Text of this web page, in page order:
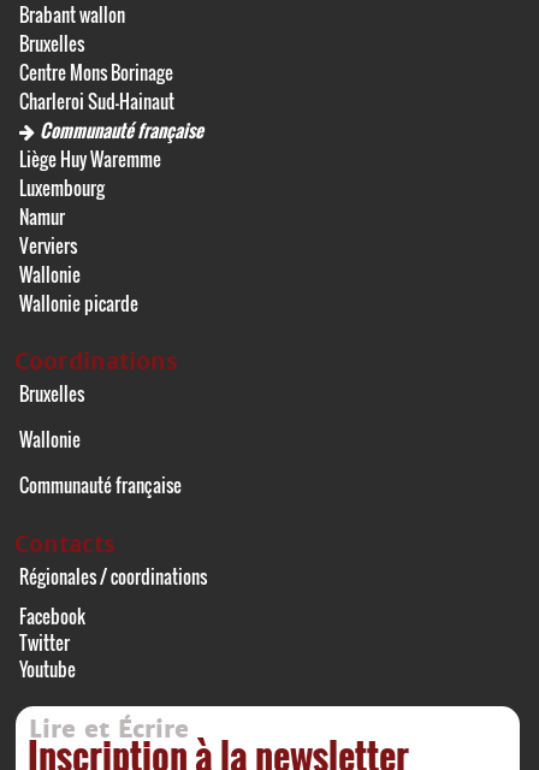
Brabant wallon
Bruxelles
Centre Mons Borinage
Charleroi Sud-Hainaut
Communauté française
Liège Huy Waremme
Luxembourg
Namur
Verviers
Wallonie
Wallonie picarde
Coordinations
Bruxelles
Wallonie
Communauté française
Contacts
Régionales / coordinations
Facebook
Twitter
Youtube
Lire et Écrire
Inscription à la newsletter